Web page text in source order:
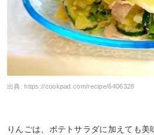
出典: https://cookpad.com/recipe/6406328
りんごは、ポテトサラダに加えても美